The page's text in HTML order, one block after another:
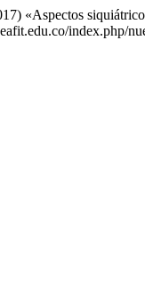
«Aspectos
index.php/